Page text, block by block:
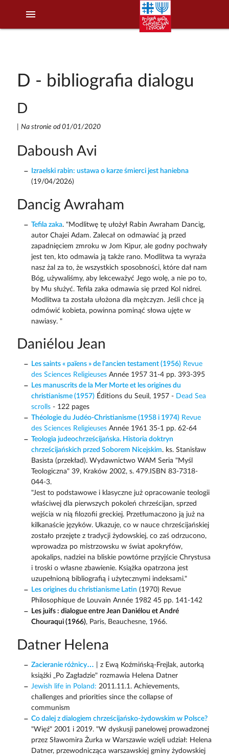
menu
D - bibliografia dialogu
D
Na stronie od 01/01/2020
Daboush Avi
Izraelski rabin: ustawa o karze śmierci jest haniebna
(19/04/2026)
Dancig Awraham
Tefila zaka. "Modlitwę tę ułożył Rabin Awraham Dancig,
autor Chajei Adam. Zalecał on odmawiać ją przed
zapadnięciem zmroku w Jom Kipur, ale godny pochwały
jest ten, kto odmawia ją także rano. Modlitwa ta wyraża
nasz żal za to, że wszystkich sposobności, które dał nam
Bóg, używaliśmy, aby lekceważyć Jego wolę, a nie po to,
by Mu służyć. Tefila zaka odmawia się przed Kol nidrei.
Modlitwa ta została ułożona dla mężczyzn. Jeśli chce ją
odmówić kobieta, powinna pominąć słowa ujęte w
nawiasy. "
Daniélou Jean
Les saints « païens » de l'ancien testament (1956) Revue
des Sciences ReligieusesAnnée 1957 31-4 pp. 393-395
Les manuscrits de la Mer Morte et les origines du
christianisme (1957)Éditions du Seuil, 1957 - Dead Sea
scrolls- 122 pages
Théologie du Judéo-Christianisme (1958 i 1974) Revue
des Sciences ReligieusesAnnée 1961 35-1 pp. 62-64
Teologia judeochrześcijańska. Historia doktryn
chrześcijańskich przed Soborem Nicejskim. ks. Stanisław
Basista (przekład). Wydawnictwo WAM Seria "Myśl
Teologiczna" 39, Kraków 2002, s. 479.ISBN 83-7318-
044-3.
"Jest to podstawowe i klasyczne już opracowanie teologii
właściwej dla pierwszych pokoleń chrześcijan, sprzed
wejścia w nią filozofii greckiej. Przetłumaczono ją już na
kilkanaście języków. Ukazuje, co w nauce chrześcijańskiej
zostało przejęte z tradycji żydowskiej, co zaś odrzucono,
wprowadza po mistrzowsku w świat apokryfów,
apokalips, nadziei na bliskie powtórne przyjście Chrystusa
i troski o własne zbawienie. Książka opatrzona jest
uzupełnioną bibliografią i użytecznymi indeksami."
Les origines du christianisme Latin (1970) Revue
Philosophique de Louvain Année 1982 45 pp. 141-142
Les juifs : dialogue entre Jean Daniélou et André
Chouraqui (1966), Paris, Beauchesne, 1966.
Datner Helena
Zacieranie różnicy… | z Ewą Koźmińską-Frejlak, autorką
książki „Po Zagładzie" rozmawia Helena Datner
Jewish life in Poland: 2011.11.1. Achievements,
challenges and priorities since the collapse of
communism
Co dalej z dialogiem chrześcijańsko-żydowskim w Polsce?
"Więź" 2001 i 2019. "W dyskusji panelowej prowadzonej
przez Sławomira Żurka w Warszawie wzięli udział: Helena
Datner, przewodnicząca warszawskiej gminy żydowskiej